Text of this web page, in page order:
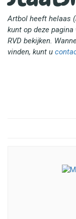
Artbol heeft helaas
kunt op deze
RVD bekijken.
vinden, kunt u